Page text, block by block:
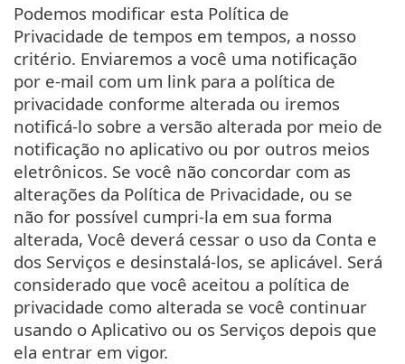
Podemos modificar esta Política de
Privacidade de tempos em tempos, a nosso
critério. Enviaremos a você uma notificação
por e-mail com um link para a política de
privacidade conforme alterada ou iremos
notificá-lo sobre a versão alterada por meio de
notificação no aplicativo ou por outros meios
eletrônicos. Se você não concordar com as
alterações da Política de Privacidade, ou se
não for possível cumpri-la em sua forma
alterada, Você deverá cessar o uso da Conta e
dos Serviços e desinstalá-los, se aplicável. Será
considerado que você aceitou a política de
privacidade como alterada se você continuar
usando o Aplicativo ou os Serviços depois que
ela entrar em vigor.